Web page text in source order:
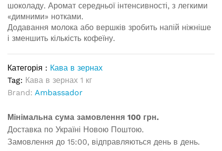
шоколаду. Аромат середньої інтенсивності, з легкими
«димними» нотками.
Додавання молока або вершків зробить напій ніжніше
і зменшить кількість кофеїну.
Категорія : Кава в зернах
Tag: Кава в зернах 1 кг
Brand: Ambassador
Мінімальна сума замовлення 100 грн.
Доставка по Україні Новою Поштою.
Замовлення до 15:00, відправляються день в день.